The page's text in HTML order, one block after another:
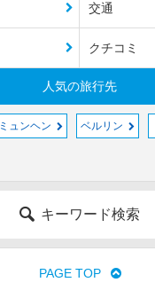
交通
クチコミ
人気の旅行先
ミュンヘン ベルリン
キーワード検索
PAGE TOP